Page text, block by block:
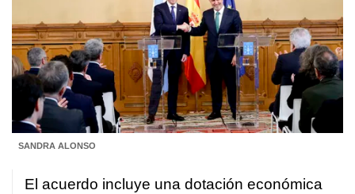
SANDRA ALONSO
El acuerdo incluye una dotación económica